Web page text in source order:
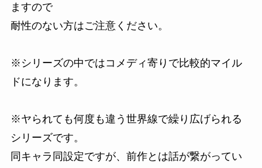
ますので
耐性のない方はご注意ください。
※シリーズの中ではコメディ寄りで比較的マイル
ドになります。
※ヤられても何度も違う世界線で繰り広げられる
シリーズです。
同キャラ同設定ですが、前作とは話が繋がってい